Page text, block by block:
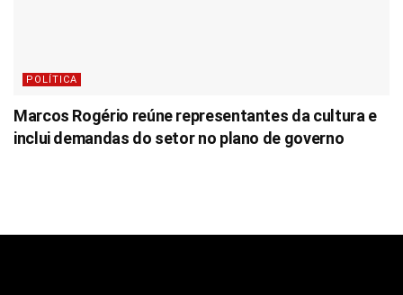
POLÍTICA
Marcos Rogério reúne representantes da cultura e
inclui demandas do setor no plano de governo